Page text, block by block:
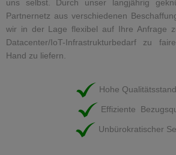
uns selbst. Durch unser langjährig
Partnernetz aus verschiedenen
wir in der Lage flexibel auf Ihre Anfrage
Datacenter/IoT-Infrastrukturbedarf zu
Hand zu liefern.
Hohe
Effiziente
Unbürokratischer